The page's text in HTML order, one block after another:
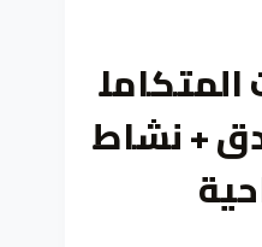
+ نشاط